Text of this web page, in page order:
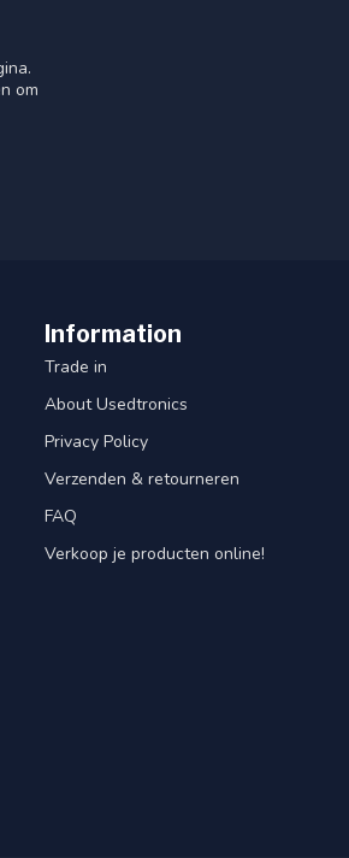
om
Information
Trade in
About Usedtronics
Privacy Policy
Verzenden & retourneren
FAQ
Verkoop je producten online!